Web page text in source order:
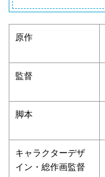
原作
監督
脚本
キャラクターデザ
イン・総作画監督